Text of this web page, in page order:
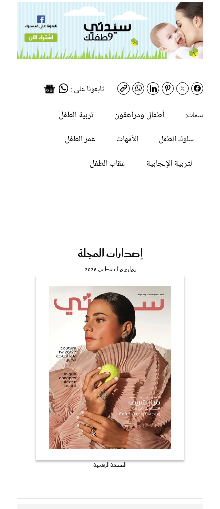
تابعونا على :
سمات:
أطفال ومراهقون
تربية الطفل
سلوك الطفل
الأمهات
عمر الطفل
التربية الإيجابية
عقاب الطفل
إصدارات المجلة
يوليو و أغسطس 2026
النسخة الرقمية